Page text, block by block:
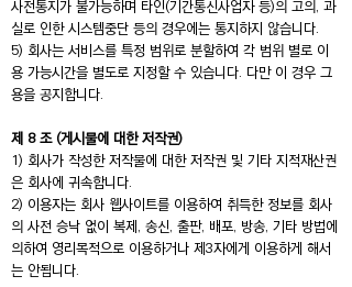
사전통지가 불가능하며 타인(기간통신사업자 등)의 고의, 과
실로 인한 시스템중단 등의 경우에는 통지하지 않습니다.
5) 회사는 서비스를 특정 범위로 분할하여 각 범위 별로 이
용 가능시간을 별도로 지정할 수 있습니다. 다만 이 경우 그
용을 공지합니다.
제 8 조 (게시물에 대한 저작권)
1) 회사가 작성한 저작물에 대한 저작권 및 기타 지적재산권
은 회사에 귀속합니다.
2) 이용자는 회사 웹사이트를 이용하여 취득한 정보를 회사
의 사전 승낙 없이 복제, 송신, 출판, 배포, 방송, 기타 방법에
의하여 영리목적으로 이용하거나 제3자에게 이용하게 해서
는 안됩니다.